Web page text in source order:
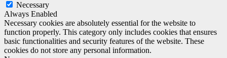
Necessary
Always Enabled
Necessary cookies are absolutely essential for the website to
function properly. This category only includes cookies that ensures
basic functionalities and security features of the website. These
cookies do not store any personal information.